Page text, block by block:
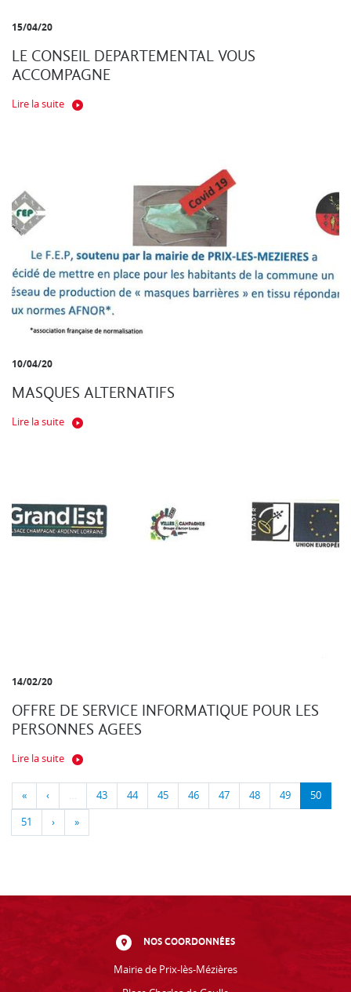
15/04/20
LE CONSEIL DEPARTEMENTAL VOUS
ACCOMPAGNE
Lire la suite
10/04/20
MASQUES ALTERNATIFS
Lire la suite
14/02/20
OFFRE DE SERVICE INFORMATIQUE POUR LES
PERSONNES AGEES
Lire la suite
« ‹ … 43 44 45 46 47 48 49 50
51 › »
NOS COORDONNÉES
Mairie de Prix-lès-Mézières